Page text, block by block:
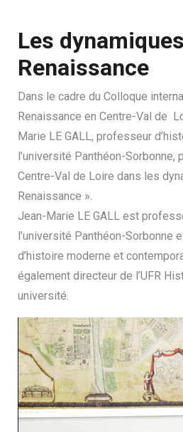
Les
Renaissance
Dans le cadre du Colloque
Renaissance en Centre-Val de
Marie LE GALL, professeur
l’université Panthéon-Sorbonne,
Centre-Val de Loire dans les
Renaissance ».
Jean-Marie LE GALL est
l’université Panthéon-Sorbonne
d’histoire moderne et
également directeur de l’UFR
université.